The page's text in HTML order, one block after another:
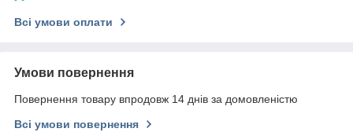
Всі умови оплати
Умови повернення
Повернення товару впродовж 14 днів за домовленістю
Всі умови повернення